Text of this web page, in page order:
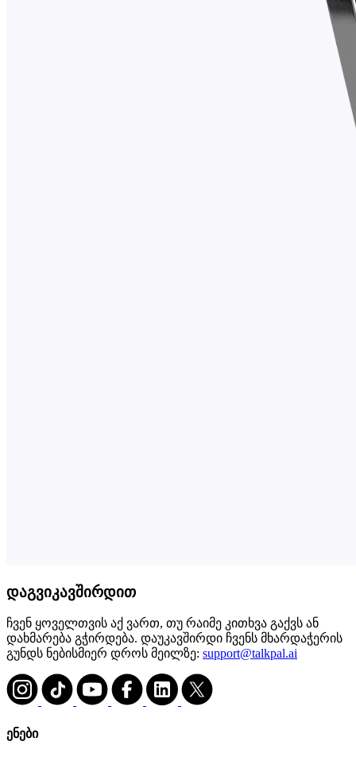
დაგვიკავშირდით
ჩვენ ყოველთვის აქ ვართ, თუ რაიმე კითხვა გაქვს ან
დახმარება გჭირდება. დაუკავშირდი ჩვენს მხარდაჭერის
გუნდს ნებისმიერ დროს მეილზე: support@talkpal.ai
ენები